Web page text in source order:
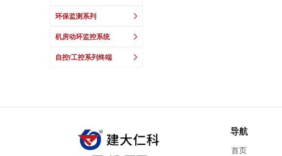
环保监测系列
机房动环监控系统
自控/工控系列终端
导航
首页